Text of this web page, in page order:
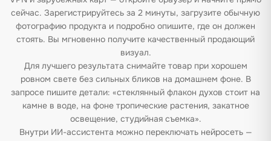
сейчас. Зарегистрируйтесь за 2 минуты, загрузите обычную
фотографию продукта и подробно опишите, где он должен
стоять. Вы мгновенно получите качественный продающий
визуал.
Для лучшего результата снимайте товар при хорошем
ровном свете без сильных бликов на домашнем фоне. В
запросе пишите детали: «стеклянный флакон духов стоит на
камне в воде, на фоне тропические растения, закатное
освещение, студийная съемка».
Внутри ИИ-ассистента можно переключать нейросеть —